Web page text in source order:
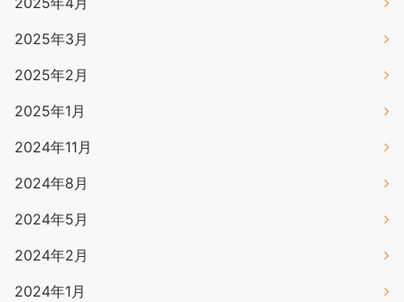
2025年3月
2025年2月
2025年1月
2024年11月
2024年8月
2024年5月
2024年2月
2024年1月